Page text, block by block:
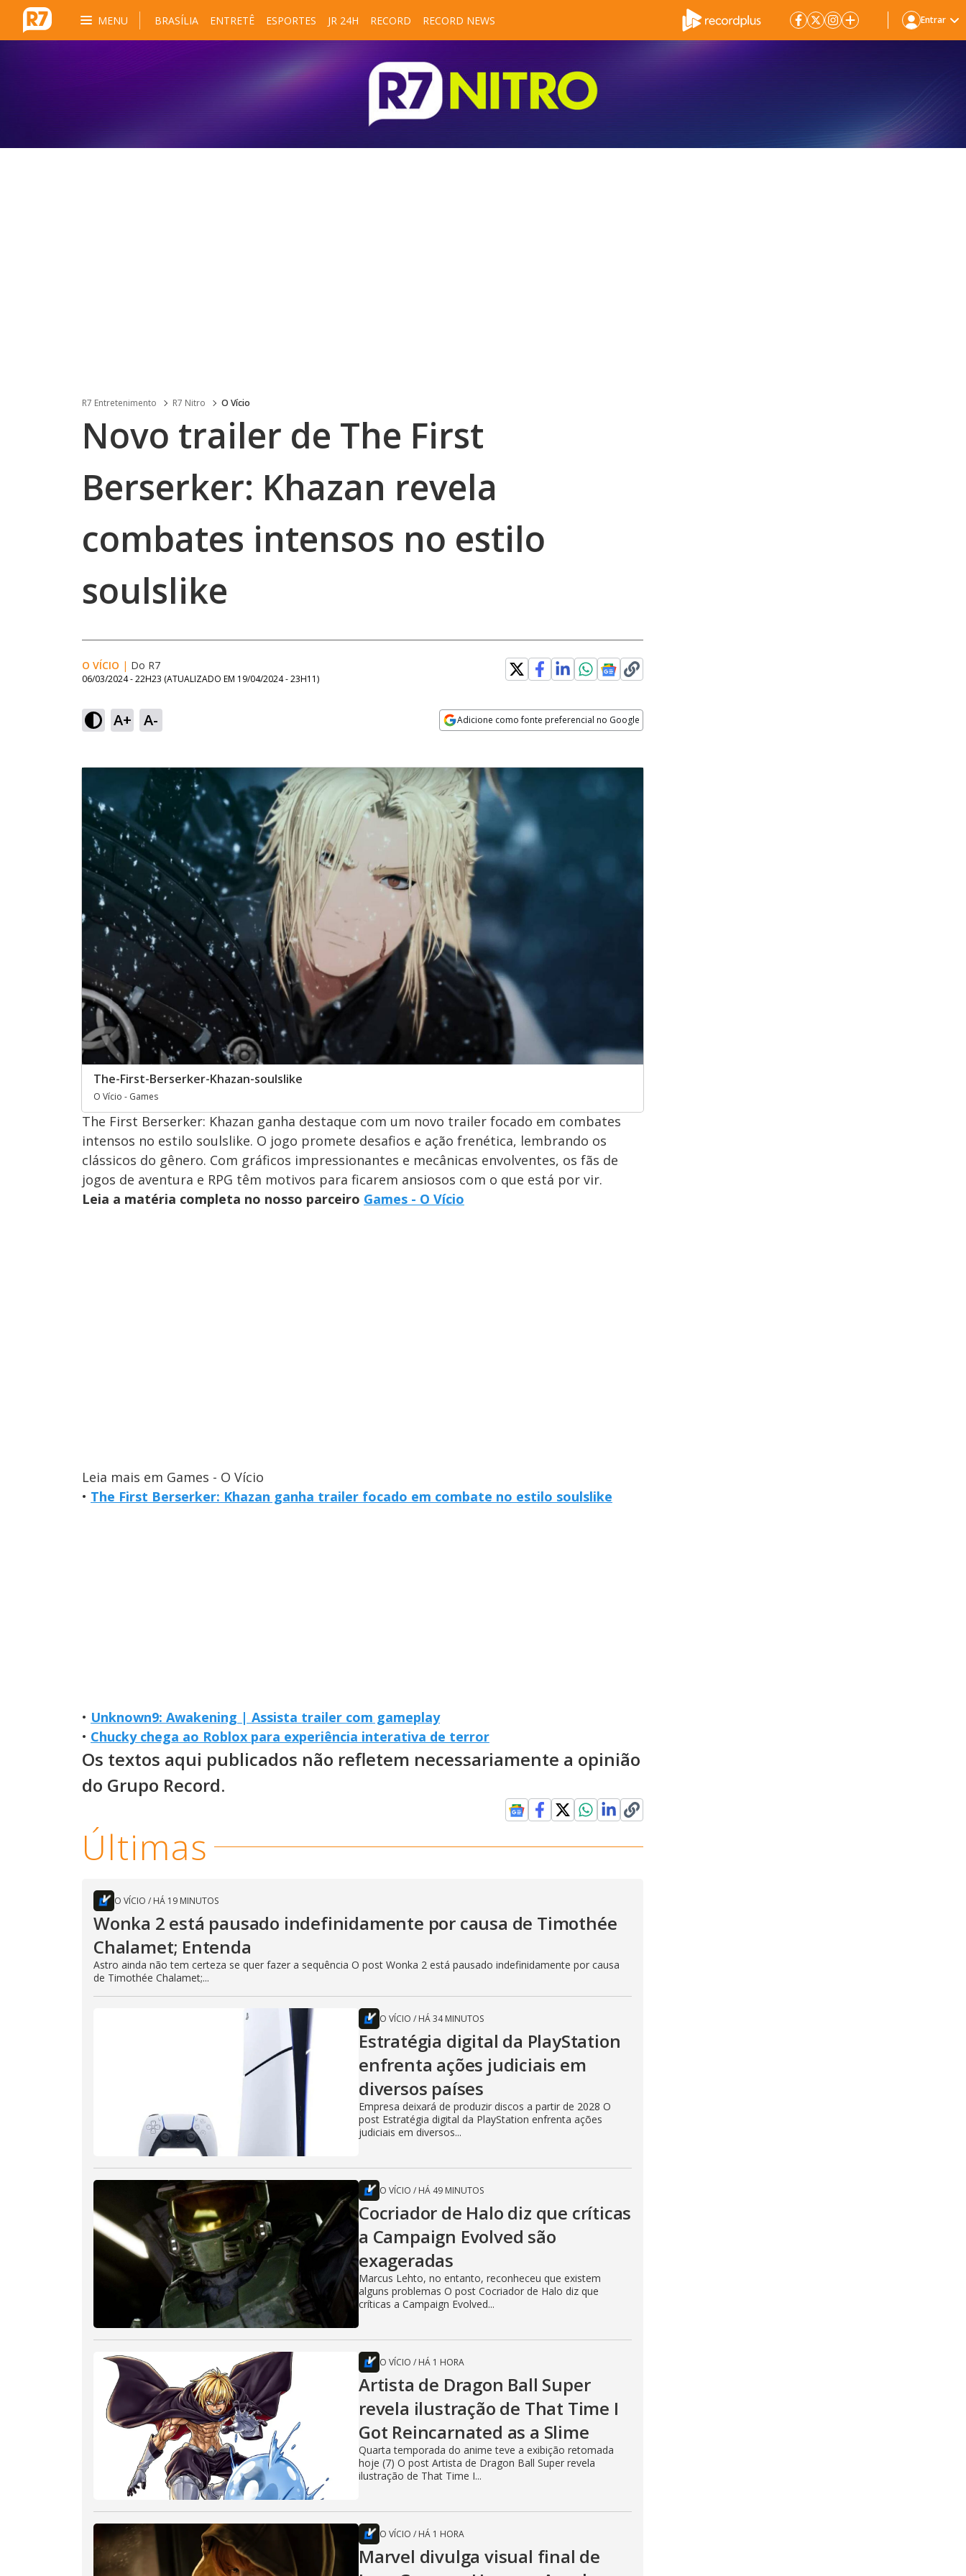
MENU BRASÍLIA ENTRETÊ ESPORTES JR 24H RECORD RECORD NEWS Entrar
R7 Entretenimento R7 Nitro O Vício
Novo trailer de The First
Berserker: Khazan revela
combates intensos no estilo
soulslike
O VÍCIO | Do R7
06/03/2024 - 22H23 (ATUALIZADO EM 19/04/2024 - 23H11)
A+ A- Adicione como fonte preferencial no Google
The-First-Berserker-Khazan-soulslike
O Vício - Games
The First Berserker: Khazan ganha destaque com um novo trailer focado em combates
intensos no estilo soulslike. O jogo promete desafios e ação frenética, lembrando os
clássicos do gênero. Com gráficos impressionantes e mecânicas envolventes, os fãs de
jogos de aventura e RPG têm motivos para ficarem ansiosos com o que está por vir.
Leia a matéria completa no nosso parceiro Games - O Vício
Leia mais em Games - O Vício
• The First Berserker: Khazan ganha trailer focado em combate no estilo soulslike
• Unknown9: Awakening | Assista trailer com gameplay
• Chucky chega ao Roblox para experiência interativa de terror
Os textos aqui publicados não refletem necessariamente a opinião
do Grupo Record.
Últimas
O VÍCIO / HÁ 19 MINUTOS
Wonka 2 está pausado indefinidamente por causa de Timothée
Chalamet; Entenda
Astro ainda não tem certeza se quer fazer a sequência O post Wonka 2 está pausado indefinidamente por causa
de Timothée Chalamet;...
O VÍCIO / HÁ 34 MINUTOS
Estratégia digital da PlayStation
enfrenta ações judiciais em
diversos países
Empresa deixará de produzir discos a partir de 2028 O
post Estratégia digital da PlayStation enfrenta ações
judiciais em diversos...
O VÍCIO / HÁ 49 MINUTOS
Cocriador de Halo diz que críticas
a Campaign Evolved são
exageradas
Marcus Lehto, no entanto, reconheceu que existem
alguns problemas O post Cocriador de Halo diz que
críticas a Campaign Evolved...
O VÍCIO / HÁ 1 HORA
Artista de Dragon Ball Super
revela ilustração de That Time I
Got Reincarnated as a Slime
Quarta temporada do anime teve a exibição retomada
hoje (7) O post Artista de Dragon Ball Super revela
ilustração de That Time I...
O VÍCIO / HÁ 1 HORA
Marvel divulga visual final de